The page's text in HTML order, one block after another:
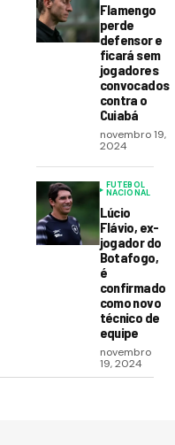
Flamengo
perde
defensor e
ficará sem
jogadores
convocados
contra o
Cuiabá
novembro 19,
2024
FUTEBOL
NACIONAL
Lúcio
Flávio, ex-
jogador do
Botafogo,
é
confirmado
como novo
técnico de
equipe
novembro
19, 2024